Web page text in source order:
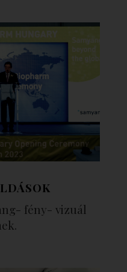
fény- vizuál